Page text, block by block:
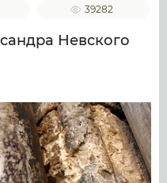
39282
Невского